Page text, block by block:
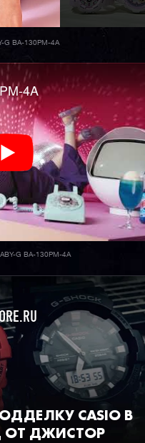
G BA-130PM-4A
4A
G BA-130PM-4A
CASIO В
ОТ ДЖИСТОР